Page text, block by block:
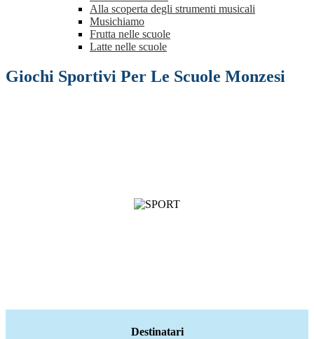
Alla scoperta degli strumenti musicali
Musichiamo
Frutta nelle scuole
Latte nelle scuole
Giochi Sportivi Per Le Scuole Monzesi
Destinatari